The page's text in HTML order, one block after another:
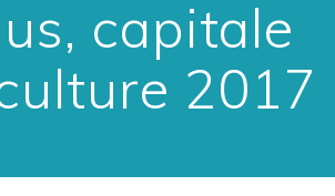
capitale
2017